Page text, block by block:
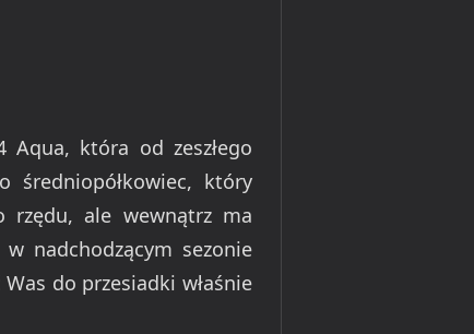
która od zeszłego
średniopółkowiec, który
rzędu, ale wewnątrz ma
nadchodzącym sezonie
do przesiadki właśnie